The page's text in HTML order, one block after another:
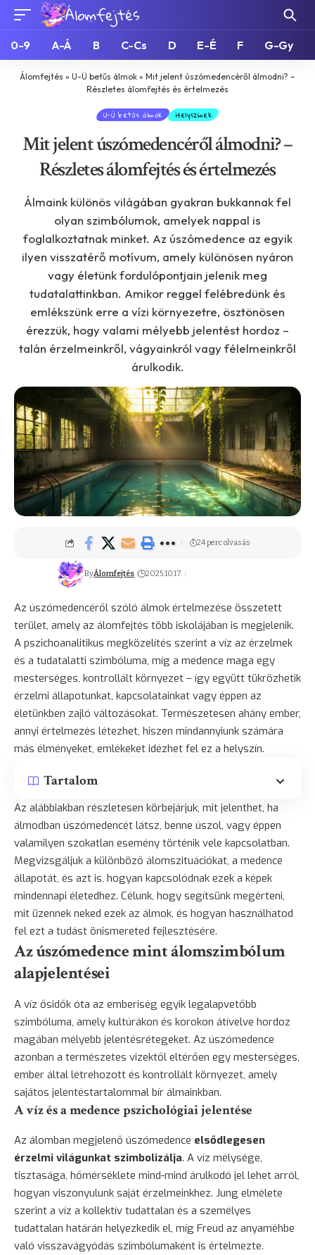
0-9 A-Á B C-Cs D E-É F G-Gy
Álomfejtés » U-Ü betűs álmok » Mit jelent úszómedencéről álmodni? –
Részletes álomfejtés és értelmezés
U-Ü betűs álmok Helyszínek
Mit jelent úszómedencéről álmodni? –
Részletes álomfejtés és értelmezés
Álmaink különös világában gyakran bukkannak fel
olyan szimbólumok, amelyek nappal is
foglalkoztatnak minket. Az úszómedence az egyik
ilyen visszatérő motívum, amely különösen nyáron
vagy életünk fordulópontjain jelenik meg
tudatalattinkban. Amikor reggel felébredünk és
emlékszünk erre a vízi környezetre, ösztönösen
érezzük, hogy valami mélyebb jelentést hordoz –
talán érzelmeinkről, vágyainkról vagy félelmeinkről
árulkodik.
ByÁlomfejtés 2025.10.17.
24 perc olvasás
Az úszómedencéről szóló álmok értelmezése összetett
terület, amely az álomfejtés több iskolájában is megjelenik.
A pszichoanalitikus megközelítés szerint a víz az érzelmek
és a tudatalatti szimbóluma, míg a medence maga egy
mesterséges, kontrollált környezet – így együtt tükrözhetik
érzelmi állapotunkat, kapcsolatainkat vagy éppen az
életünkben zajló változásokat. Természetesen ahány ember,
annyi értelmezés létezhet, hiszen mindannyiunk számára
más élményeket, emlékeket idézhet fel ez a helyszín.
Tartalom
Az alábbiakban részletesen körbejárjuk, mit jelenthet, ha
álmodban úszómedencét látsz, benne úszol, vagy éppen
valamilyen szokatlan esemény történik vele kapcsolatban.
Megvizsgáljuk a különböző álomszituációkat, a medence
állapotát, és azt is, hogyan kapcsolódnak ezek a képek
mindennapi életedhez. Célunk, hogy segítsünk megérteni,
mit üzennek neked ezek az álmok, és hogyan használhatod
fel ezt a tudást önismereted fejlesztésére.
Az úszómedence mint álomszimbólum
alapjelentései
A víz ősidők óta az emberiség egyik legalapvetőbb
szimbóluma, amely kultúrákon és korokon átívelve hordoz
magában mélyebb jelentésrétegeket. Az úszómedence
azonban a természetes vizektől eltérően egy mesterséges,
ember által létrehozott és kontrollált környezet, amely
sajátos jelentéstartalommal bír álmainkban.
A víz és a medence pszichológiai jelentése
Az álomban megjelenő úszómedence elsődlegesen
érzelmi világunkat szimbolizálja. A víz mélysége,
tisztasága, hőmérséklete mind-mind árulkodó jel lehet arról,
hogyan viszonyulunk saját érzelmeinkhez. Jung elmélete
szerint a víz a kollektív tudattalan és a személyes
tudattalan határán helyezkedik el, míg Freud az anyaméhbe
való visszavágyódás szimbólumaként is értelmezte.